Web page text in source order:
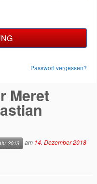
Passwort vergessen?
Meret
2018 am 14. Dezember 2018